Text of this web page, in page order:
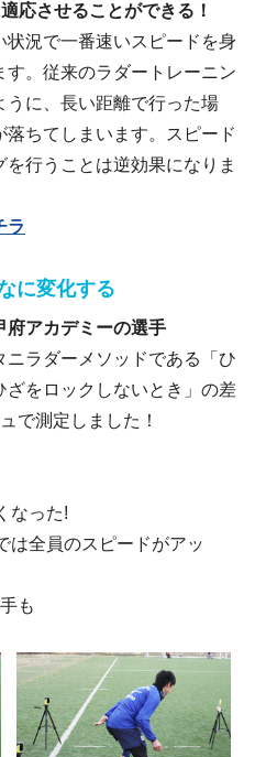
応させることができる！
況で一番速いスピードを身
。従来のラダートレーニン
うに、長い距離で行った場
ちてしまいます。スピード
行うことは逆効果になりま
ラ
に変化する
府アカデミーの選手
ラダーメソッドである「ひ
ざをロックしないとき」の差
で測定しました！
なった!
は全員のスピードがアッ
も